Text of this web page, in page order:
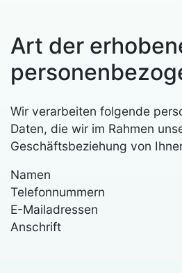
Art der
Wir verarbeiten folgende
Daten, die wir im Rahmen
Geschäftsbeziehung von
Namen
Telefonnummern
E-Mailadressen
Anschrift